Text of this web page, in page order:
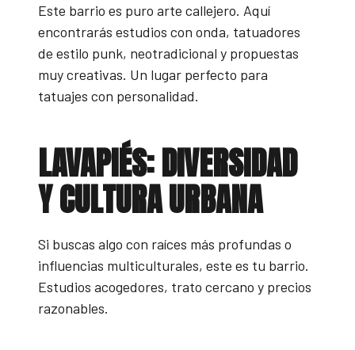
Este barrio es puro arte callejero. Aquí
encontrarás estudios con onda, tatuadores
de estilo punk, neotradicional y propuestas
muy creativas. Un lugar perfecto para
tatuajes con personalidad.
LAVAPIÉS: DIVERSIDAD
Y CULTURA URBANA
Si buscas algo con raíces más profundas o
influencias multiculturales, este es tu barrio.
Estudios acogedores, trato cercano y precios
razonables.